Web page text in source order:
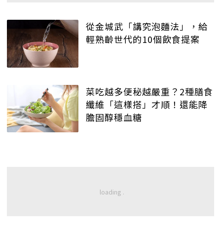
從金城武「講究泡麵法」，給
輕熟齡世代的10個飲食提案
菜吃越多便秘越嚴重？2種膳食
纖維「這樣搭」才順！還能降
膽固醇穩血糖